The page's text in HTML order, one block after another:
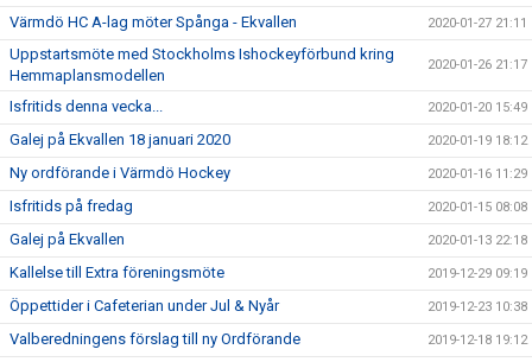
Värmdö HC A-lag möter Spånga - Ekvallen 2020-01-27 21:11
Uppstartsmöte med Stockholms Ishockeyförbund kring
Hemmaplansmodellen
2020-01-26 21:17
Isfritids denna vecka... 2020-01-20 15:49
Galej på Ekvallen 18 januari 2020 2020-01-19 18:12
Ny ordförande i Värmdö Hockey 2020-01-16 11:29
Isfritids på fredag 2020-01-15 08:08
Galej på Ekvallen 2020-01-13 22:18
Kallelse till Extra föreningsmöte 2019-12-29 09:19
Öppettider i Cafeterian under Jul & Nyår 2019-12-23 10:38
Valberedningens förslag till ny Ordförande 2019-12-18 19:12